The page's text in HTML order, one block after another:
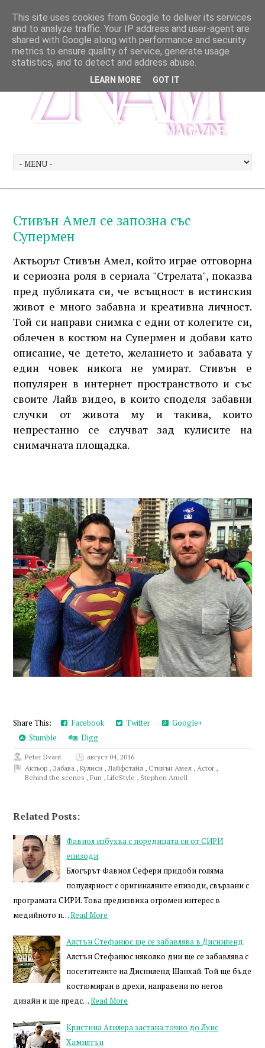
Стивън Амел се запозна със
Супермен
Актьорът Стивън Амел, който играе отговорна
и сериозна роля в сериала "Стрелата", показва
пред публиката си, че всъщност в истинския
живот е много забавна и креативна личност.
Той си направи снимка с едни от колегите си,
облечен в костюм на Супермен и добави като
описание, че детето, желанието и забавата у
един човек никога не умират. Стивън е
популярен в интернет пространството и със
своите Лайв видео, в които споделя забавни
случки от живота му и такива, които
непрестанно се случват зад кулисите на
снимачната площадка.
Share This: Facebook Twitter
Google+
Stumble
Digg
Peter Dvant
август 04, 2016
Актьор , Забава ,Кулиси ,Лайфстайл , Стивън Амел ,Actor ,
Behind the scenes ,Fun ,LifeStyle , Stephen Amell
Related Posts:
Фавиол избухва с поредицата си от СИРИ
епизоди
Блогърът Фавиол Сефери придоби голяма
популярност с оригиналните епизоди, свързани с
програмата СИРИ. Това предизвика огромен интерес в
медийното п…Read More
Алстън Стефанюс ще се забавлява в Дисниленд
Алстън Стефанюс няколко дни ще се забавлява с
посетителите на Дисниленд Шанхай. Той ще бъде
костюмиран в дрехи, направени по негов
дизайн и ще предс…Read More
Кристина Агилера застана точно до Луис
Хамилтън
This site uses cookies from Google to deliver its services
and to analyze traffic. Your IP address and user-agent are
shared with Google along with performance and security
metrics to ensure quality of service, generate usage
statistics, and to detect and address abuse.
LEARN MORE GOT IT